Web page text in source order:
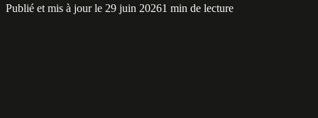
Publié et mis à jour le 29 juin 20261 min de lecture